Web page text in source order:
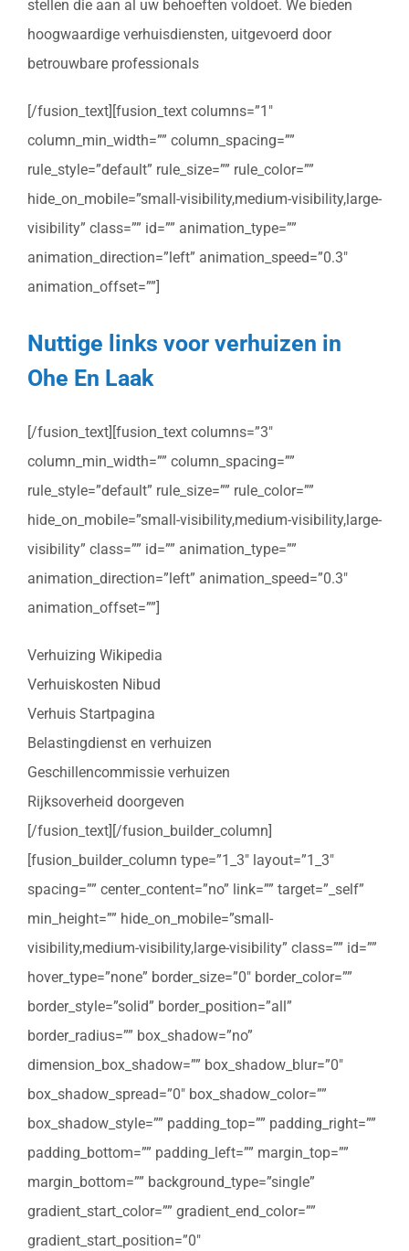
stellen die aan al uw behoeften voldoet. We bieden
hoogwaardige verhuisdiensten, uitgevoerd door
betrouwbare professionals
[/fusion_text][fusion_text columns=”1″
column_min_width=”” column_spacing=””
rule_style=”default” rule_size=”” rule_color=””
hide_on_mobile=”small-visibility,medium-visibility,large-
visibility” class=”” id=”” animation_type=””
animation_direction=”left” animation_speed=”0.3″
animation_offset=””]
Nuttige links voor verhuizen in
Ohe En Laak
[/fusion_text][fusion_text columns=”3″
column_min_width=”” column_spacing=””
rule_style=”default” rule_size=”” rule_color=””
hide_on_mobile=”small-visibility,medium-visibility,large-
visibility” class=”” id=”” animation_type=””
animation_direction=”left” animation_speed=”0.3″
animation_offset=””]
Verhuizing Wikipedia
Verhuiskosten Nibud
Verhuis Startpagina
Belastingdienst en verhuizen
Geschillencommissie verhuizen
Rijksoverheid doorgeven
[/fusion_text][/fusion_builder_column]
[fusion_builder_column type=”1_3″ layout=”1_3″
spacing=”” center_content=”no” link=”” target=”_self”
min_height=”” hide_on_mobile=”small-
visibility,medium-visibility,large-visibility” class=”” id=””
hover_type=”none” border_size=”0″ border_color=””
border_style=”solid” border_position=”all”
border_radius=”” box_shadow=”no”
dimension_box_shadow=”” box_shadow_blur=”0″
box_shadow_spread=”0″ box_shadow_color=””
box_shadow_style=”” padding_top=”” padding_right=””
padding_bottom=”” padding_left=”” margin_top=””
margin_bottom=”” background_type=”single”
gradient_start_color=”” gradient_end_color=””
gradient_start_position=”0″